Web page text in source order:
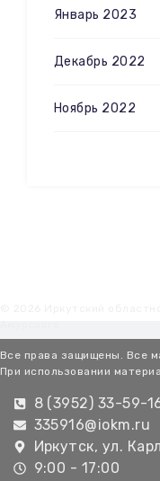
Январь 2023
Декабрь 2022
Ноябрь 2022
Все права защищены. Все
При использовании
8 (3952) 33-59-
335916@iokm.ru
Иркутск, ул.
9:00 - 17:00